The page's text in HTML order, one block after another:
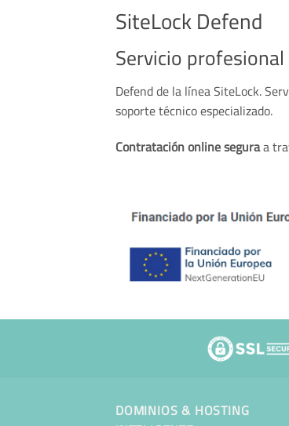
SiteLock Defend
Servicio
Defend de la línea SiteLock.
soporte técnico especializado.
Contratación online seguraa
DOMINIOS & HOSTING